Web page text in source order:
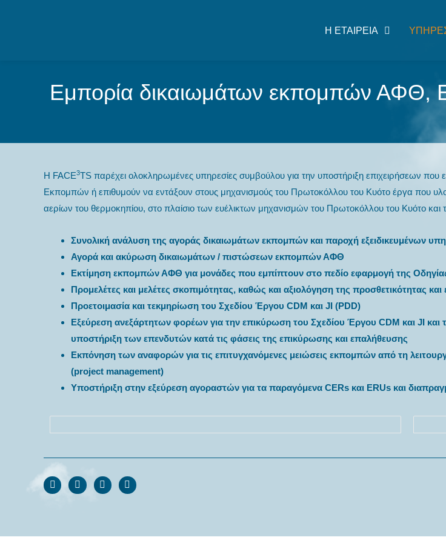
Η EΤΑΙΡΕΊΑ
Εμπορία δικαιωμάτων εκπομπών ΑΦΘ,
Η FACE3TS παρέχει ολοκληρωμένες υπηρεσίες συμβούλου για την υποστήριξη επιχειρήσεων που
Εκπομπών ή επιθυμούν να εντάξουν στους μηχανισμούς του Πρωτοκόλλου του Κυότο έργα που
αερίων του θερμοκηπίου, στο πλαίσιο των ευέλικτων μηχανισμών του Πρωτοκόλλου του Κυότο
Συνολική ανάλυση της αγοράς δικαιωμάτων εκπομπών και παροχή εξειδικευμένων
Αγορά και ακύρωση δικαιωμάτων / πιστώσεων εκπομπών ΑΦΘ
Εκτίμηση εκπομπών ΑΦΘ για μονάδες που εμπίπτουν στο πεδίο εφαρμογή της
Προμελέτες και μελέτες σκοπιμότητας, καθώς και αξιολόγηση της προσθετικότητας
Προετοιμασία και τεκμηρίωση του Σχεδίου Έργου CDM και JI (PDD)
Εξεύρεση ανεξάρτητων φορέων για την επικύρωση του Σχεδίου Έργου CDM και JI
υποστήριξη των επενδυτών κατά τις φάσεις της επικύρωσης και επαλήθευσης
Εκπόνηση των αναφορών για τις επιτυγχανόμενες μειώσεις εκπομπών από τη
(project management)
Υποστήριξη στην εξεύρεση αγοραστών για τα παραγόμενα CERs και ERUs και